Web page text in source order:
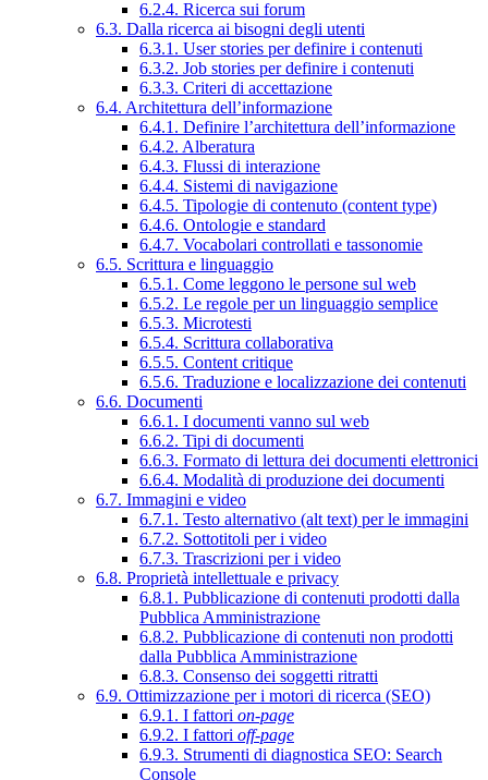
6.2.4. Ricerca sui forum
6.3. Dalla ricerca ai bisogni degli utenti
6.3.1. User stories per definire i contenuti
6.3.2. Job stories per definire i contenuti
6.3.3. Criteri di accettazione
6.4. Architettura dell’informazione
6.4.1. Definire l’architettura dell’informazione
6.4.2. Alberatura
6.4.3. Flussi di interazione
6.4.4. Sistemi di navigazione
6.4.5. Tipologie di contenuto (content type)
6.4.6. Ontologie e standard
6.4.7. Vocabolari controllati e tassonomie
6.5. Scrittura e linguaggio
6.5.1. Come leggono le persone sul web
6.5.2. Le regole per un linguaggio semplice
6.5.3. Microtesti
6.5.4. Scrittura collaborativa
6.5.5. Content critique
6.5.6. Traduzione e localizzazione dei contenuti
6.6. Documenti
6.6.1. I documenti vanno sul web
6.6.2. Tipi di documenti
6.6.3. Formato di lettura dei documenti elettronici
6.6.4. Modalità di produzione dei documenti
6.7. Immagini e video
6.7.1. Testo alternativo (alt text) per le immagini
6.7.2. Sottotitoli per i video
6.7.3. Trascrizioni per i video
6.8. Proprietà intellettuale e privacy
6.8.1. Pubblicazione di contenuti prodotti dalla
Pubblica Amministrazione
6.8.2. Pubblicazione di contenuti non prodotti
dalla Pubblica Amministrazione
6.8.3. Consenso dei soggetti ritratti
6.9. Ottimizzazione per i motori di ricerca (SEO)
6.9.1. I fattori on-page
6.9.2. I fattori off-page
6.9.3. Strumenti di diagnostica SEO: Search
Console